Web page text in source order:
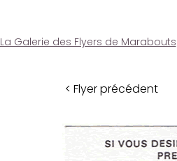
La Galerie des Flyers de Marabouts
< Flyer précédent